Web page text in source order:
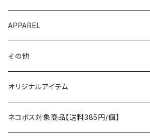
AO COOLERS
asobito
AS2OV
AXESQUIN
バックパック
ポーチ／サコッシュ
ストレージ
パッキングアクセサリー
テント、タープ
テント、シェルター
タープ
スリーピングギア
寝袋
マット
テーブル、チェア
テーブル
ランタン、ライト
APPAREL
トップス
ボトムス
アンダーウェア
その他
遊び
フィッシング
ケア用品
オリジナルアイテム
ネコポス対象商品【送料385円/個】